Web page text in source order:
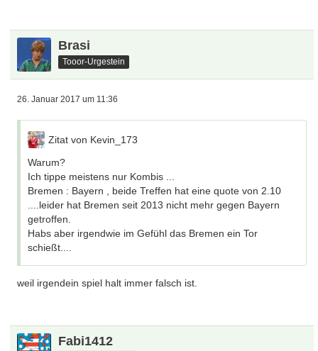
Brasi
Tooor-Urgestein
26. Januar 2017 um 11:36
Zitat von Kevin_173
Warum?
Ich tippe meistens nur Kombis ...
Bremen : Bayern , beide Treffen hat eine quote von 2.10
....leider hat Bremen seit 2013 nicht mehr gegen Bayern
getroffen.
Habs aber irgendwie im Gefühl das Bremen ein Tor
schießt....
weil irgendein spiel halt immer falsch ist.
Fabi1412